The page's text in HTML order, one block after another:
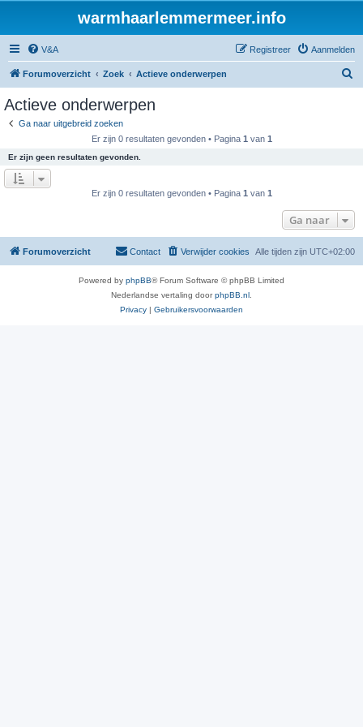
warmhaarlemmermeer.info
V&A Aanmelden
Registreer
Forumoverzicht Zoek Actieve onderwerpen
Actieve onderwerpen
Ga naar uitgebreid zoeken
Er zijn 0 resultaten gevonden • Pagina 1 van 1
Er zijn geen resultaten gevonden.
Er zijn 0 resultaten gevonden • Pagina 1 van 1
Ga naar
Forumoverzicht Alle tijden zijn UTC+02:00
Verwijder cookies
Contact
Powered by phpBB® Forum Software © phpBB Limited
Nederlandse vertaling doorphpBB.nl
Privacy | Gebruikersvoorwaarden